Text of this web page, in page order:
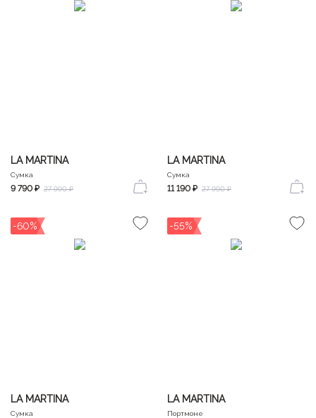
LA MARTINA
Сумка
9 790 ₽ 27 990 ₽
LA MARTINA
Сумка
11 190 ₽ 27 990 ₽
-60%
LA MARTINA
Сумка
-55%
LA MARTINA
Портмоне